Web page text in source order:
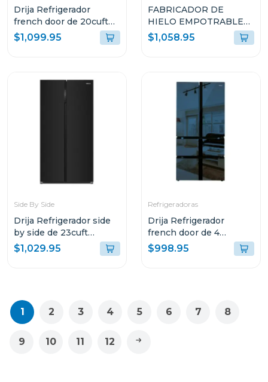
Drija Refrigerador
french door de 20cuft
inverter diseño acero
black
$1,099.95
FABRICADOR DE
HIELO EMPOTRABLE
DRIJA COLOR NEGRO
FH36BLACK
$1,058.95
Side By Side
Drija Refrigerador side
by side de 23cuft
inverter diseño vidrio
negro
$1,029.95
Refrigeradoras
Drija Refrigerador
french door de 4
puertas 18cuft inverter
diseño espejo azul
$998.95
1 2 3 4 5 6 7 8
9 10 11 12